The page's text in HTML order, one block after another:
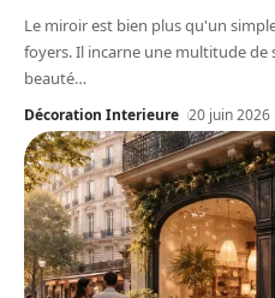
Le miroir est bien plus qu'un
foyers. Il incarne une multitude
beauté…
Décoration Interieure 20 juin 2026